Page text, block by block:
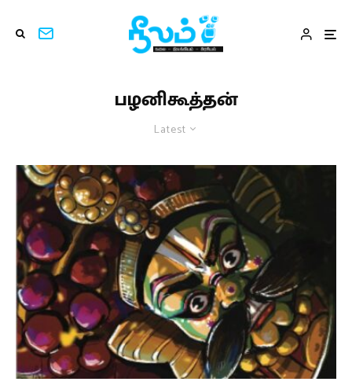
பழனிகூத்தன்
Latest